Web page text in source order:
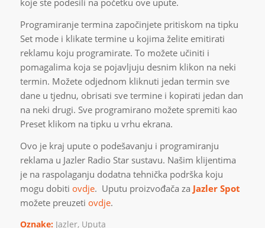
koje ste podesili na početku ove upute.
Programiranje termina započinjete pritiskom na tipku
Set mode i klikate termine u kojima želite emitirati
reklamu koju programirate. To možete učiniti i
pomagalima koja se pojavljuju desnim klikon na neki
termin. Možete odjednom kliknuti jedan termin sve
dane u tjednu, obrisati sve termine i kopirati jedan dan
na neki drugi. Sve programirano možete spremiti kao
Preset klikom na tipku u vrhu ekrana.
Ovo je kraj upute o podešavanju i programiranju
reklama u Jazler Radio Star sustavu. Našim klijentima
je na raspolaganju dodatna tehnička podrška koju
mogu dobiti ovdje. Uputu proizvođača za Jazler Spot
možete preuzeti ovdje.
Oznake: Jazler, Uputa